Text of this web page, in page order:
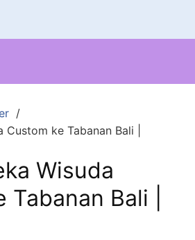
ke Tabanan Bali |
Wisuda
Bali |